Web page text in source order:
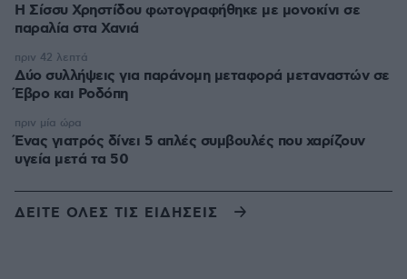
Η Σίσσυ Χρηστίδου φωτογραφήθηκε με μονοκίνι σε
παραλία στα Χανιά
Δύο συλλήψεις για παράνομη μεταφορά μεταναστών σε
Έβρο και Ροδόπη
πριν 42 λεπτά
Ένας γιατρός δίνει 5 απλές συμβουλές που χαρίζουν
υγεία μετά τα 50
πριν μία ώρα
ΔΕΙΤΕ ΟΛΕΣ ΤΙΣ ΕΙΔΗΣΕΙΣ